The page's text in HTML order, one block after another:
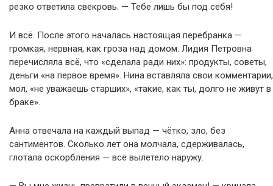
резко ответила свекровь. — Тебе лишь бы под себя!
И всё. После этого началась настоящая перебранка —
громкая, нервная, как гроза над домом. Лидия Петровна
перечисляла всё, что «сделала ради них»: продукты, советы,
деньги «на первое время». Нина вставляла свои комментарии,
мол, «не уважаешь старших», «такие, как ты, долго не живут в
браке».
Анна отвечала на каждый выпад — чётко, зло, без
сантиментов. Сколько лет она молчала, сдерживалась,
глотала оскорбления — всё вылетело наружу.